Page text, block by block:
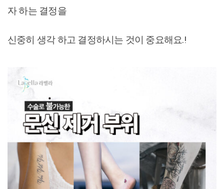
자 하는 결정을
신중히 생각 하고 결정하시는 것이 중요해요.!